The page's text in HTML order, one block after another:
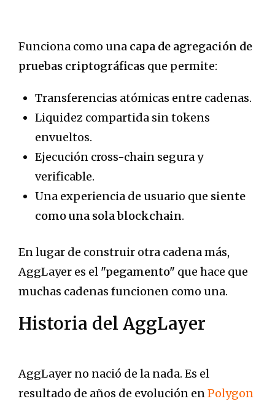
Funciona como una capa de agregación de
pruebas criptográficas que permite:
Transferencias atómicas entre cadenas.
Liquidez compartida sin tokens
envueltos.
Ejecución cross-chain segura y
verificable.
Una experiencia de usuario que siente
como una sola blockchain.
En lugar de construir otra cadena más,
AggLayer es el "pegamento" que hace que
muchas cadenas funcionen como una.
Historia del AggLayer
AggLayer no nació de la nada. Es el
resultado de años de evolución enPolygon